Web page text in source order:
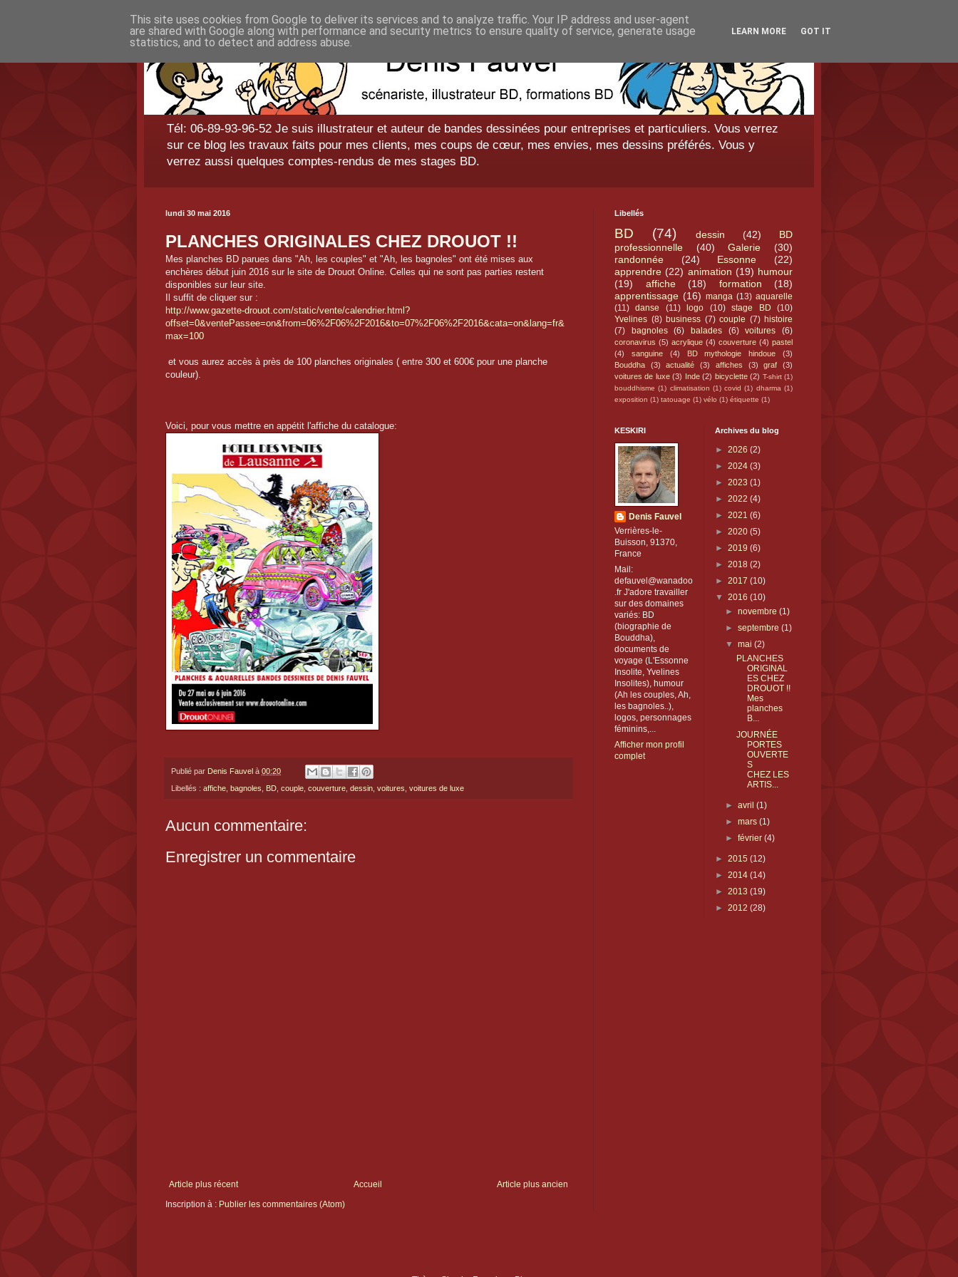
Tél: 06-89-93-96-52 Je suis illustrateur et auteur de bandes dessinées pour entreprises et particuliers. Vous verrez
sur ce blog les travaux faits pour mes clients, mes coups de cœur, mes envies, mes dessins préférés. Vous y
verrez aussi quelques comptes-rendus de mes stages BD.
lundi 30 mai 2016
PLANCHES ORIGINALES CHEZ DROUOT !!
Mes planches BD parues dans "Ah, les couples" et "Ah, les bagnoles" ont été mises aux
enchères début juin 2016 sur le site de Drouot Online. Celles qui ne sont pas parties restent
disponibles sur leur site.
Il suffit de cliquer sur :
http://www.gazette-drouot.com/static/vente/calendrier.html?
offset=0&ventePassee=on&from=06%2F06%2F2016&to=07%2F06%2F2016&cata=on&lang=fr&
max=100
et vous aurez accès à près de 100 planches originales ( entre 300 et 600€ pour une planche
couleur).
Voici, pour vous mettre en appétit l'affiche du catalogue:
Publié par Denis Fauvel à 00:20
Libellés : affiche bagnoles BD couple couverture dessin voitures voitures de luxe
Aucun commentaire:
Enregistrer un commentaire
Article plus récent Article plus ancien
Accueil
Inscription à : Publier les commentaires (Atom)
Libellés
BD (74) dessin (42)
BD
professionnelle
(40) Galerie
(30)
randonnée
(24) Essonne
(22)
apprendre (22) animation (19) humour
(19)
affiche (18) formation
(18)
apprentissage (16) manga (13) aquarelle
(11)
danse (11) logo (10) stage BD
(10)
Yvelines (8) business (7) couple (7) histoire
(7)
bagnoles (6) balades (6) voitures (6)
coronavirus (5) acrylique (4) couverture (4) pastel
(4)
sanguine (4) BD mythologie hindoue
(3)
Bouddha
(3) actualité (3) affiches (3) graf
(3)
voitures de luxe (3) Inde (2) bicyclette (2) T-shirt (1)
bouddhisme (1) climatisation (1) covid (1) dharma (1)
exposition (1) tatouage (1) vélo (1) étiquette (1)
KESKIRI
Denis Fauvel
Verrières-le-
Buisson, 91370,
France
Mail:
defauvel@wanadoo
.fr J'adore travailler
sur des domaines
variés: BD
(biographie de
Bouddha),
documents de
voyage (L'Essonne
Insolite, Yvelines
Insolites), humour
(Ah les couples, Ah,
les bagnoles..),
logos, personnages
féminins,...
Afficher mon profil
complet
Archives du blog
► 2026 (2)
► 2024 (3)
► 2023 (1)
► 2022 (4)
► 2021 (6)
► 2020 (5)
► 2019 (6)
► 2018 (2)
► 2017 (10)
▼ 2016 (10)
►novembre(1)
►septembre(1)
▼mai(2)
PLANCHES
ORIGINAL
ES CHEZ
DROUOT !!
Mes
planches
B...
JOURNÉE
PORTES
OUVERTE
S
CHEZ LES
ARTIS...
►avril(1)
►mars(1)
►février(4)
► 2015 (12)
► 2014 (14)
► 2013 (19)
► 2012 (28)
This site uses cookies from Google to deliver its services and to analyze traffic. Your IP address and user-agent
are shared with Google along with performance and security metrics to ensure quality of service, generate usage
statistics, and to detect and address abuse.
LEARN MORE GOT IT